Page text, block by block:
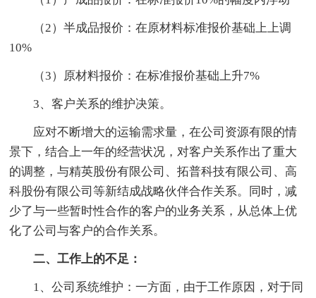
（2）半成品报价：在原材料标准报价基础上上调
10%
（3）原材料报价：在标准报价基础上升7%
3、客户关系的维护决策。
应对不断增大的运输需求量，在公司资源有限的情
景下，结合上一年的经营状况，对客户关系作出了重大
的调整，与精英股份有限公司、拓普科技有限公司、高
科股份有限公司等新结成战略伙伴合作关系。同时，减
少了与一些暂时性合作的客户的业务关系，从总体上优
化了公司与客户的合作关系。
二、工作上的不足：
1、公司系统维护：一方面，由于工作原因，对于同